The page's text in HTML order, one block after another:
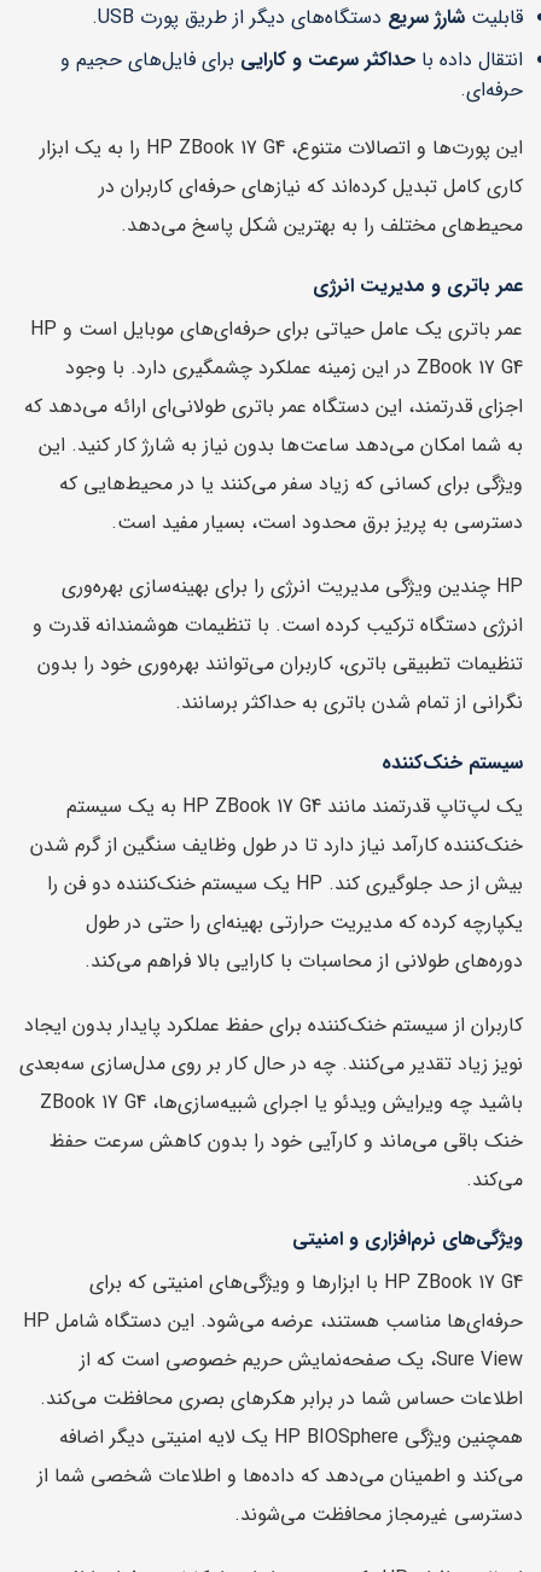
قابلیت شارژ سریع دستگاه‌های دیگر از طریق پورت USB.
انتقال داده با حداکثر سرعت و کارایی برای فایل‌های حجیم و
حرفه‌ای.
این پورت‌ها و اتصالات متنوع، HP ZBook 17 G4 را به یک ابزار
کاری کامل تبدیل کرده‌اند که نیازهای حرفه‌ای کاربران در
محیط‌های مختلف را به بهترین شکل پاسخ می‌دهد.
عمر باتری و مدیریت انرژی
عمر باتری یک عامل حیاتی برای حرفه‌ای‌های موبایل است و HP
ZBook 17 G4 در این زمینه عملکرد چشمگیری دارد. با وجود
اجزای قدرتمند، این دستگاه عمر باتری طولانی‌ای ارائه می‌دهد که
به شما امکان می‌دهد ساعت‌ها بدون نیاز به شارژ کار کنید. این
ویژگی برای کسانی که زیاد سفر می‌کنند یا در محیط‌هایی که
دسترسی به پریز برق محدود است، بسیار مفید است.
HP چندین ویژگی مدیریت انرژی را برای بهینه‌سازی بهره‌وری
انرژی دستگاه ترکیب کرده است. با تنظیمات هوشمندانه قدرت و
تنظیمات تطبیقی باتری، کاربران می‌توانند بهره‌وری خود را بدون
نگرانی از تمام شدن باتری به حداکثر برسانند.
سیستم خنک‌کننده
یک لپ‌تاپ قدرتمند مانند HP ZBook 17 G4 به یک سیستم
خنک‌کننده کارآمد نیاز دارد تا در طول وظایف سنگین از گرم شدن
بیش از حد جلوگیری کند. HP یک سیستم خنک‌کننده دو فن را
یکپارچه کرده که مدیریت حرارتی بهینه‌ای را حتی در طول
دوره‌های طولانی از محاسبات با کارایی بالا فراهم می‌کند.
کاربران از سیستم خنک‌کننده برای حفظ عملکرد پایدار بدون ایجاد
نویز زیاد تقدیر می‌کنند. چه در حال کار بر روی مدل‌سازی سه‌بعدی
باشید چه ویرایش ویدئو یا اجرای شبیه‌سازی‌ها، ZBook 17 G4
خنک باقی می‌ماند و کارآیی خود را بدون کاهش سرعت حفظ
می‌کند.
ویژگی‌های نرم‌افزاری و امنیتی
HP ZBook 17 G4 با ابزارها و ویژگی‌های امنیتی که برای
حرفه‌ای‌ها مناسب هستند، عرضه می‌شود. این دستگاه شامل HP
Sure View، یک صفحه‌نمایش حریم خصوصی است که از
اطلاعات حساس شما در برابر هکرهای بصری محافظت می‌کند.
همچنین ویژگی HP BIOSphere یک لایه امنیتی دیگر اضافه
می‌کند و اطمینان می‌دهد که داده‌ها و اطلاعات شخصی شما از
دسترسی غیرمجاز محافظت می‌شوند.